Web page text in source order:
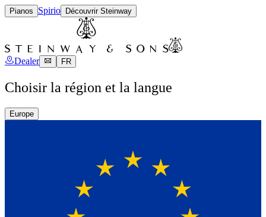
Pianos Spirio Découvrir Steinway
Dealer FR
Choisir la région et la langue
Europe